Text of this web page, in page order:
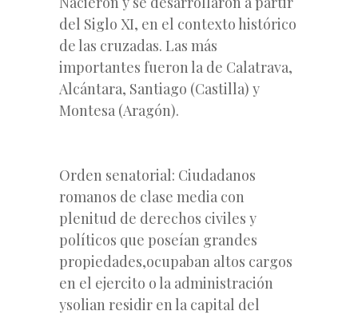
del Siglo XI, en el contexto histórico
de las cruzadas. Las más
importantes fueron la de Calatrava,
Alcántara, Santiago (Castilla) y
Montesa (Aragón).
Orden senatorial: Ciudadanos
romanos de clase media con
plenitud de derechos civiles y
políticos que poseían grandes
propiedades,ocupaban altos cargos
en el ejercito o la administración
ysolian residir en la capital del